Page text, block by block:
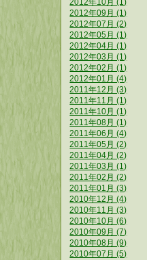
2012年10月 (1)
2012年09月 (1)
2012年07月 (2)
2012年05月 (1)
2012年04月 (1)
2012年03月 (1)
2012年02月 (1)
2012年01月 (4)
2011年12月 (3)
2011年11月 (1)
2011年10月 (1)
2011年08月 (1)
2011年06月 (4)
2011年05月 (2)
2011年04月 (2)
2011年03月 (1)
2011年02月 (2)
2011年01月 (3)
2010年12月 (4)
2010年11月 (3)
2010年10月 (6)
2010年09月 (7)
2010年08月 (9)
2010年07月 (5)